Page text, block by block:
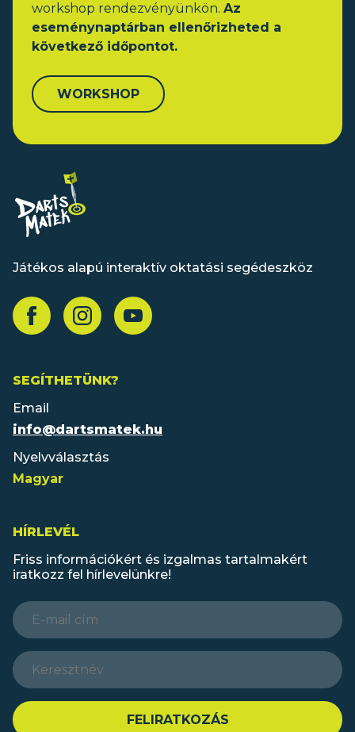
workshop rendezvényünkön. Az
eseménynaptárban ellenőrizheted a
következő időpontot.
WORKSHOP
Játékos alapú interaktív oktatási segédeszköz
SEGÍTHETÜNK?
Email
info@dartsmatek.hu
Nyelvválasztás
Magyar
HÍRLEVÉL
Friss információkért és izgalmas tartalmakért
iratkozz fel hírlevelünkre!
FELIRATKOZÁS